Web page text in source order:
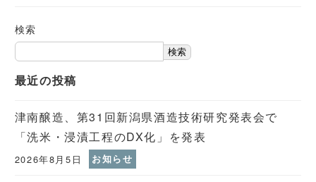
検索
検索
最近の投稿
津南醸造、第31回新潟県酒造技術研究発表会で
「洗米・浸漬工程のDX化」を発表
2026年8月5日 お知らせ